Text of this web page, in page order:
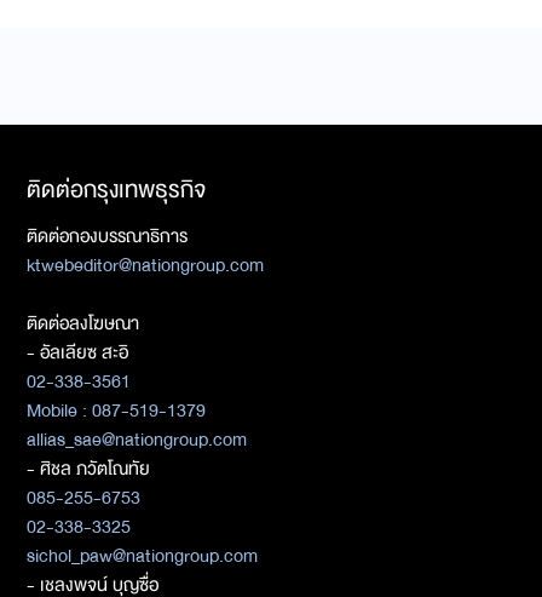
ติดต่อกรุงเทพธุรกิจ
ติดต่อกองบรรณาธิการ
ktwebeditor@nationgroup.com
ติดต่อลงโฆษณา
- อัลเลียซ สะอิ
02-338-3561
Mobile : 087-519-1379
allias_sae@nationgroup.com
- ศิชล ภวัตโณทัย
085-255-6753
02-338-3325
sichol_paw@nationgroup.com
- เชลงพจน์ บุญซื่อ